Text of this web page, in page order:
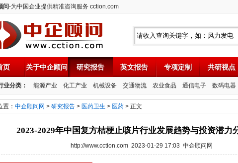
问-为中国企业提供精准咨询服务 cction.com
问
页 关于中企顾问 研究报告 英文报告 专项定制 共研视点
业分类： 能源产业 化工产业 机械设备 交通物流 农业食品 通信电子 数码电器
置： 中企顾问网 > 研究报告 > 医药卫生 > 医药 > 正文
2023-2029年中国复方桔梗止咳片行业发展趋势与投资潜力
http://www.cction.com 2023-01-29 17:03 中企顾问网